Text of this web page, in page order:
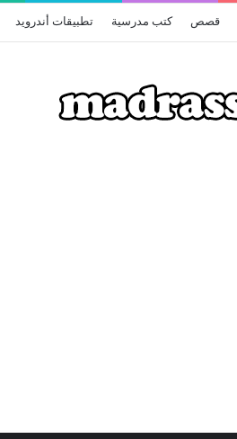
قصص كتب مدرسية تطبيقات أندرويد